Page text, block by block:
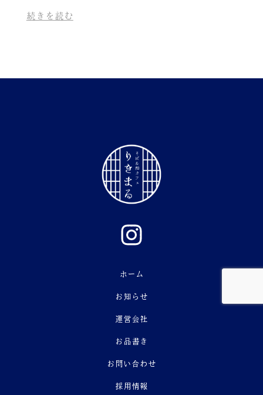
続きを読む
ホーム
お知らせ
運営会社
お品書き
お問い合わせ
採用情報